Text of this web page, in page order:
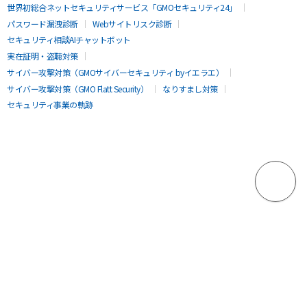
世界初総合ネットセキュリティサービス「GMOセキュリティ24」
パスワード漏洩診断
Webサイトリスク診断
セキュリティ相談AIチャットボット
実在証明・盗聴対策
サイバー攻撃対策（GMOサイバーセキュリティ byイエラエ）
サイバー攻撃対策（GMO Flatt Security）
なりすまし対策
セキュリティ事業の軌跡